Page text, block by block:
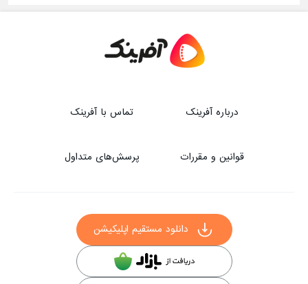
درباره آفرینک تماس با آفرینک
قوانین و مقررات پرسش‌های متداول
دانلود مستقیم اپلیکیشن